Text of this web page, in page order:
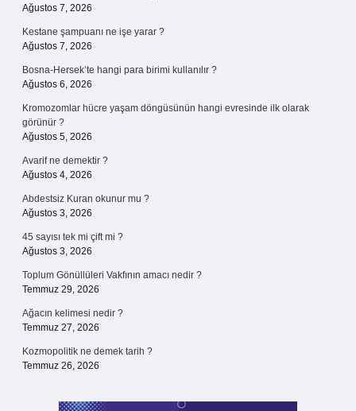
Ağustos 7, 2026
Kestane şampuanı ne işe yarar ?
Ağustos 7, 2026
Bosna-Hersek’te hangi para birimi kullanılır ?
Ağustos 6, 2026
Kromozomlar hücre yaşam döngüsünün hangi evresinde ilk olarak
görünür ?
Ağustos 5, 2026
Avarif ne demektir ?
Ağustos 4, 2026
Abdestsiz Kuran okunur mu ?
Ağustos 3, 2026
45 sayısı tek mi çift mi ?
Ağustos 3, 2026
Toplum Gönüllüleri Vakfının amacı nedir ?
Temmuz 29, 2026
Ağacın kelimesi nedir ?
Temmuz 27, 2026
Kozmopolitik ne demek tarih ?
Temmuz 26, 2026